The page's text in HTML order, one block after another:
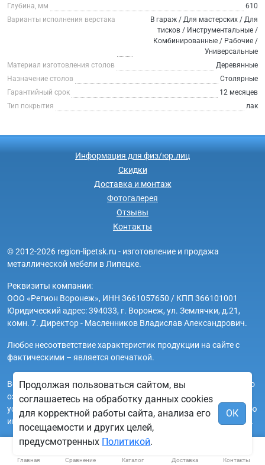
Глубина, мм
610
Варианты исполнения верстака
В гараж / Для мастерских / Для
тисков / Инструментальные /
Комбинированные / Рабочие /
Универсальные
Материал изготовления столов
Деревянные
Назначение столов
Столярные
Гарантийный срок
12 месяцев
Тип покрытия
лак
Информация для физ/юр.лиц
Скидки
Доставка и монтаж
Фотогалерея
Отзывы
Контакты
© 2012-2026 region-lipetsk.ru - изготовление и продажа
металлической мебели в Липецке.
Реквизиты компании:
ООО «Регион Воронеж», ИНН 3661057650 / КПП 366101001
Юридический адрес: 394033, г. Воронеж, ул. Землячки, д.21,
комн. 7. Директор - Масленников Владислав Александрович.
Любое несоответствие характеристик продукции на сайте с
фактическими – является опечаткой.
Вся информация на сайте region-lipetsk.ru носит исключительно
ознакомительный и справочный характер и ни при каких
условиях не является публичной офертой. Всю дополнительную
информацию можно узнать по телефонам указанным на сайте.
Главная Сравнение Каталог Доставка Контакты
Продолжая пользоваться сайтом, вы
соглашаетесь на обработку данных cookies
для корректной работы сайта, анализа его
посещаемости и других целей,
предусмотренных Политикой.
ОК